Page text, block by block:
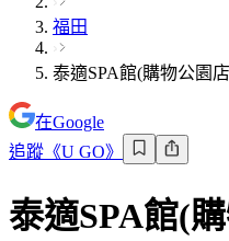
福田
泰適SPA館(購物公園
在Google
追蹤《U GO》
泰適SPA館(